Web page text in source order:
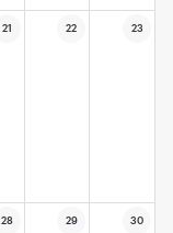
21 22 23
28 29 30